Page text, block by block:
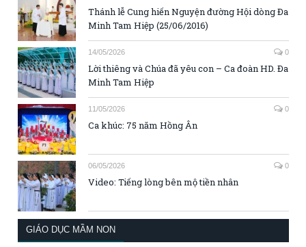
Thánh lễ Cung hiến Nguyện đường Hội dòng Đa
Minh Tam Hiệp (25/06/2016)
14/05/2026 0
Lời thiêng và Chúa đã yêu con – Ca đoàn HD. Đa
Minh Tam Hiệp
11/05/2026 0
Ca khúc: 75 năm Hồng Ân
06/05/2026 0
Video: Tiếng lòng bên mộ tiền nhân
GIÁO DỤC MẦM NON